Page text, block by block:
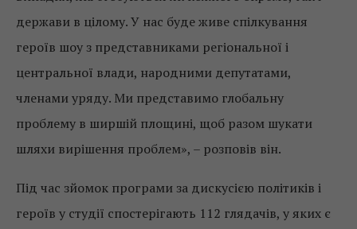
держави в цілому. У нас буде живе спілкування
героїв шоу з представниками регіональної і
центральної влади, народними депутатами,
членами уряду. Ми представимо глобальну
проблему в ширшій площині, щоб разом шукати
шляхи вирішення проблем», – розповів він.
Під час зйомок програми за дискусією політиків і
героїв у студії спостерігають 112 глядачів, у яких є